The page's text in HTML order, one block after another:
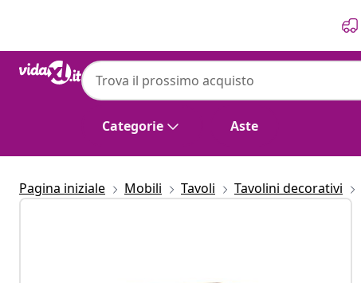
Categorie Aste
Pagina iniziale Mobili Tavoli Tavolini decorativi